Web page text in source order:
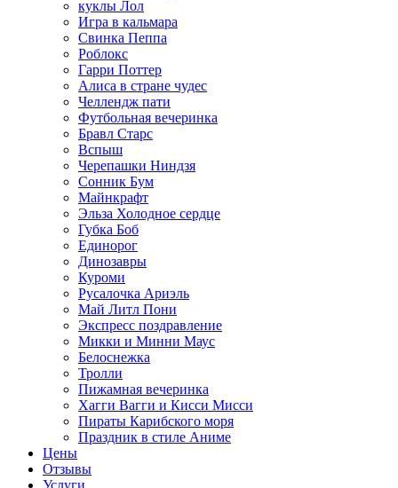
куклы Лол
Игра в кальмара
Свинка Пеппа
Роблокс
Гарри Поттер
Алиса в стране чудес
Челлендж пати
Футбольная вечеринка
Бравл Старс
Вспыш
Черепашки Ниндзя
Сонник Бум
Майнкрафт
Эльза Холодное сердце
Губка Боб
Единорог
Динозавры
Куроми
Русалочка Ариэль
Май Литл Пони
Экспресс поздравление
Микки и Минни Маус
Белоснежка
Тролли
Пижамная вечеринка
Хагги Вагги и Кисси Мисси
Пираты Карибского моря
Праздник в стиле Аниме
Цены
Отзывы
Услуги